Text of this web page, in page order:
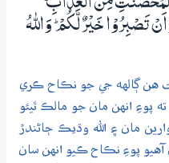
مِنَ الْعَذَابِ
تَصْبِرُوْا خَيْرٌ لَّكُمْ ۭ وَاللّٰهُ
هن ڳالهه جي جو نڪاح ڪري
پوءِ انهن مان جو مالڪ ٿيئو
مان ۽ الله وڌيڪ ڄاڻندڙ
آهيو پوءِ نڪاح ڪيو انهن سان